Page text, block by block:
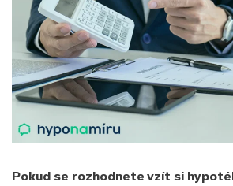
Pokud se rozhodnete vzít si